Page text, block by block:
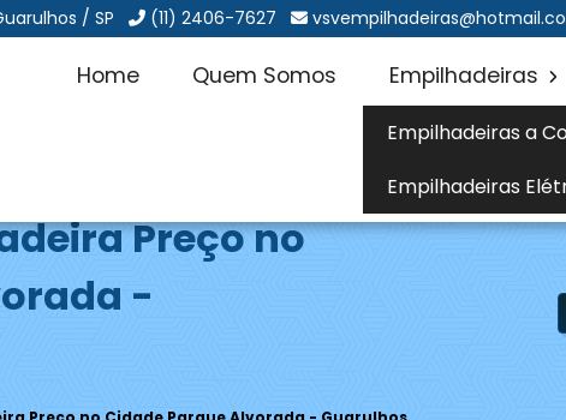
/ SP (11) 2406-7627
Home Quem Somos Empilhadeiras
Empilhadeiras a
Empilhadeiras
Preço no
-